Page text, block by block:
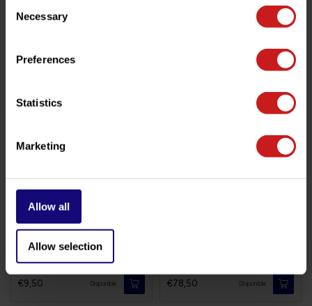
Selection
Necessary
Preferences
Statistics
Marketing
Allow all
Allow selection
info@britishlegends.fr
. Nous serons ravis de vous aider !
Liquide de Freins DOT5.1
€9,50 Disponible €78,50 Disponible